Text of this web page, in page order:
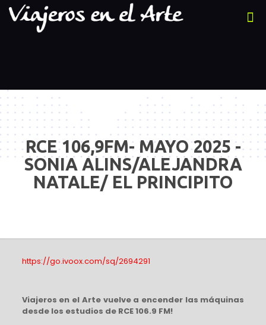
RCE 106,9FM- MAYO 2025 -
SONIA ALINS/ALEJANDRA
NATALE/ EL PRINCIPITO
https://go.ivoox.com/sq/2694291
Viajeros en el Arte vuelve a encender las máquinas
desde los estudios de RCE 106.9 FM!